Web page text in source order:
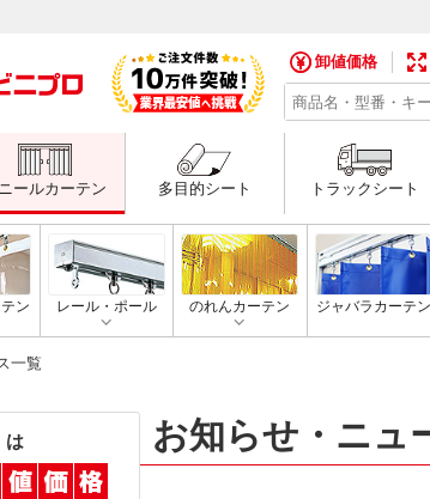
卸値価格
ールカーテン 多目的シート トラックシート
ン レール・ポール のれんカーテン ジャバラカーテン
一覧
お知らせ・ニュ
は